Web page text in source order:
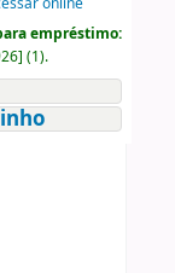
empréstimo:
] (1).